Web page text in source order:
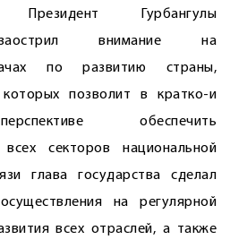
Гурбангулы
внимание на
по развитию страны,
позволит в кратко-и
обеспечить
секторов национальной
глава государства сделал
на регулярной
всех отраслей, а также